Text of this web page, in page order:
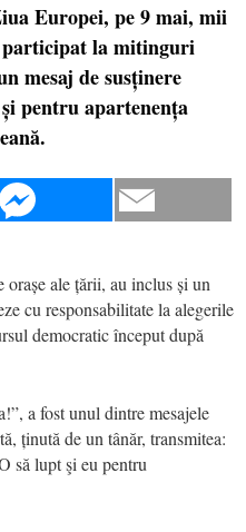
Europei, pe 9 mai, mii
la mitinguri
mesaj de susținere
pentru apartenența
ale țării, au inclus și un
cu responsabilitate la alegerile
democratic început după
a fost unul dintre mesajele
ținută de un tânăr, transmitea:
să lupt şi eu pentru